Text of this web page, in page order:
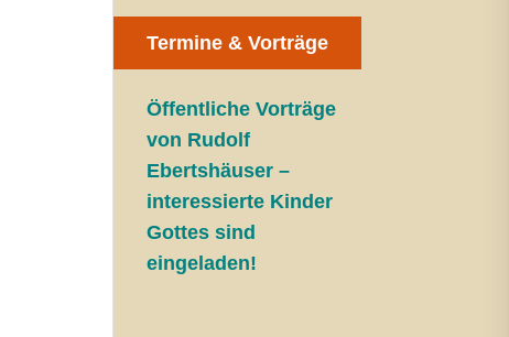
Termine & Vorträge
Öffentliche Vorträge
von Rudolf
Ebertshäuser –
interessierte Kinder
Gottes sind
eingeladen!